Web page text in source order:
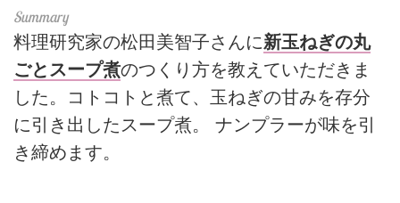
料理研究家の松田美智子さんに新玉ねぎの丸
ごとスープ煮のつくり方を教えていただきま
した。コトコトと煮て、玉ねぎの甘みを存分
に引き出したスープ煮。 ナンプラーが味を引
き締めます。